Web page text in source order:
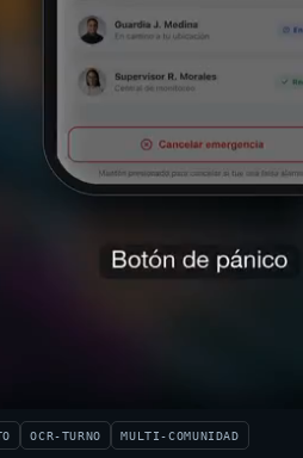
OCR-TURNO MULTI-COMUNIDAD